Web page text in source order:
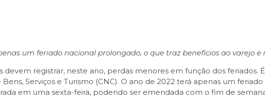
um feriado nacional prolongado, o que traz benefícios ao varejo
devem registrar, neste ano, perdas menores em função dos
Serviços e Turismo (CNC). O ano de 2022 terá apenas um
em uma sexta-feira, podendo ser emendada com o fim de